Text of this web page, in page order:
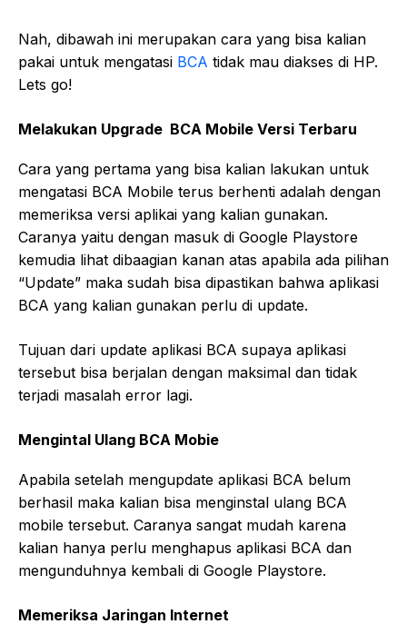
Nah, dibawah ini merupakan cara yang bisa kalian
pakai untuk mengatasi BCA tidak mau diakses di HP.
Lets go!
Melakukan Upgrade BCA Mobile Versi Terbaru
Cara yang pertama yang bisa kalian lakukan untuk
mengatasi BCA Mobile terus berhenti adalah dengan
memeriksa versi aplikai yang kalian gunakan.
Caranya yaitu dengan masuk di Google Playstore
kemudia lihat dibaagian kanan atas apabila ada pilihan
“Update” maka sudah bisa dipastikan bahwa aplikasi
BCA yang kalian gunakan perlu di update.
Tujuan dari update aplikasi BCA supaya aplikasi
tersebut bisa berjalan dengan maksimal dan tidak
terjadi masalah error lagi.
Mengintal Ulang BCA Mobie
Apabila setelah mengupdate aplikasi BCA belum
berhasil maka kalian bisa menginstal ulang BCA
mobile tersebut. Caranya sangat mudah karena
kalian hanya perlu menghapus aplikasi BCA dan
mengunduhnya kembali di Google Playstore.
Memeriksa Jaringan Internet